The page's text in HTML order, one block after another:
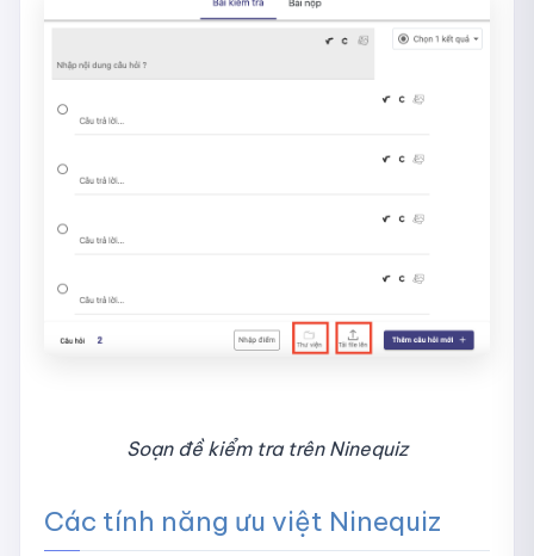
Soạn đề kiểm tra trên Ninequiz
Các tính năng ưu việt Ninequiz